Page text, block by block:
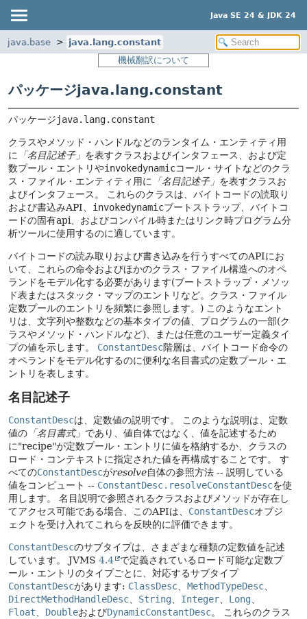
Java SE 24 & JDK 24
java.base
java.lang.constant
機械翻訳について
パッケージjava.lang.constant
パッケージjava.lang.constant
クラスやメソッド・ハンドルなどのランタイム・エンティティ用
に
「名目記述子」 を表すクラスおよびインタフェース、および定
数プール・エントリやinvokedynamicコール・サイトなどのクラ
ス・ファイル・エンティティ用に
「名目記述子」 を表すクラスお
よびインタフェース。
これらのクラスは、バイトコードの読取り
および書込みAPI、 invokedynamicブートストラップ、バイトコ
ードの固有api、およびコンパイル時またはリンク時プログラム分
析ツールに使用するのに適しています。
バイトコードの読み取りおよび書き込みを行うすべてのAPIにお
いて、これらの命令およびほかのクラス・ファイル構造へのオペ
ランドをモデル化する必要があります(ブートストラップ・メソッ
ド表またはスタック・マップのエントリなど。クラス・ファイル
定数プールのエントリを頻繁に参照します。) このようなエント
リは、文字列や整数などの基本タイプの値、プログラムの一部(ク
ラスやメソッド・ハンドルなど)、または任意のユーザー定義タイ
プの値を示します。
ConstantDesc階層は、バイトコード命令の
オペランドをモデル化するのに便利な名目書式の定数プール・エ
ントリを表します。
名目記述子
ConstantDescは、定数値の説明です。
このような説明は、定数
値の 「名目書式」 であり、値自体ではなく、値を記述するため
に"recipe"が定数プール・エントリに値を格納するか、クラスの
ロード・コンテキストに指定された値を再構成することです。
す
べてのConstantDescがresolve自体の参照方法 -- 説明している
値をコンピュート -- ConstantDesc.resolveConstantDescを使
用します。
名目説明で参照されるクラスおよびメソッドが存在し
てアクセス可能である場合、このAPIは、 ConstantDescオブジ
ェクトを受け入れてこれらを反映的に評価できます。
ConstantDescのサブタイプは、さまざまな種類の定数値を記述
しています。
JVMS 4.4
で定義されているロード可能な定数プ
ール・エントリのタイプごとに、対応するサブタイプ
ConstantDescがあります: ClassDesc MethodTypeDesc
DirectMethodHandleDesc
String Integer Long
Float
DoubleおよびDynamicConstantDesc。
これらのクラス